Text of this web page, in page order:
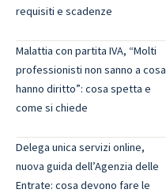
requisiti e scadenze
Malattia con partita IVA, “Molti
professionisti non sanno a cosa
hanno diritto”: cosa spetta e
come si chiede
Delega unica servizi online,
nuova guida dell’Agenzia delle
Entrate: cosa devono fare le